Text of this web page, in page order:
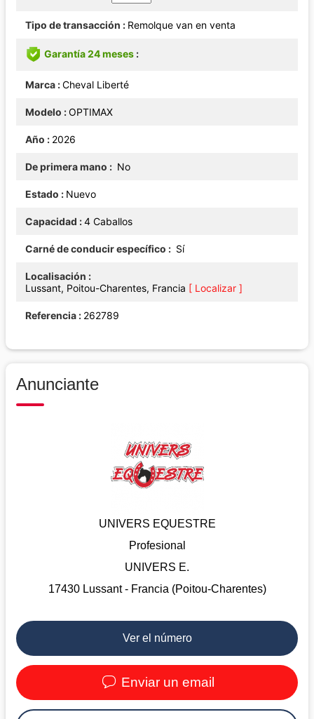
Tipo de transacción Remolque van en venta
Garantía 24 meses
Marca Cheval Liberté
Modelo OPTIMAX
Año 2026
De primera mano No
Estado Nuevo
Capacidad 4 Caballos
Carné de conducir específico Sí
Localisación
Lussant, Poitou-Charentes, Francia [ Localizar ]
Referencia 262789
Anunciante
UNIVERS EQUESTRE
Profesional
UNIVERS E.
17430 Lussant - Francia (Poitou-Charentes)
Ver el número
Enviar un email